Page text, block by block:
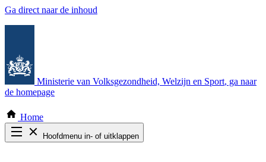
Ga direct naar de inhoud
Ministerie van Volksgezondheid, Welzijn en Sport, ga naar
de homepage
Home
Hoofdmenu in- of uitklappen